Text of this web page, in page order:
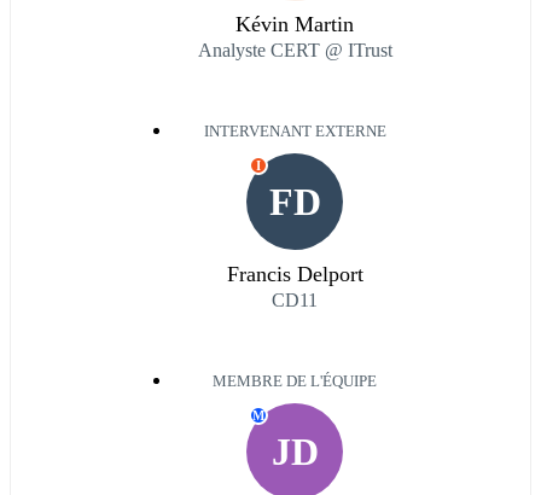
Kévin Martin
Analyste CERT @ ITrust
INTERVENANT EXTERNE
FD
I
Francis Delport
CD11
MEMBRE DE L'ÉQUIPE
JD
M